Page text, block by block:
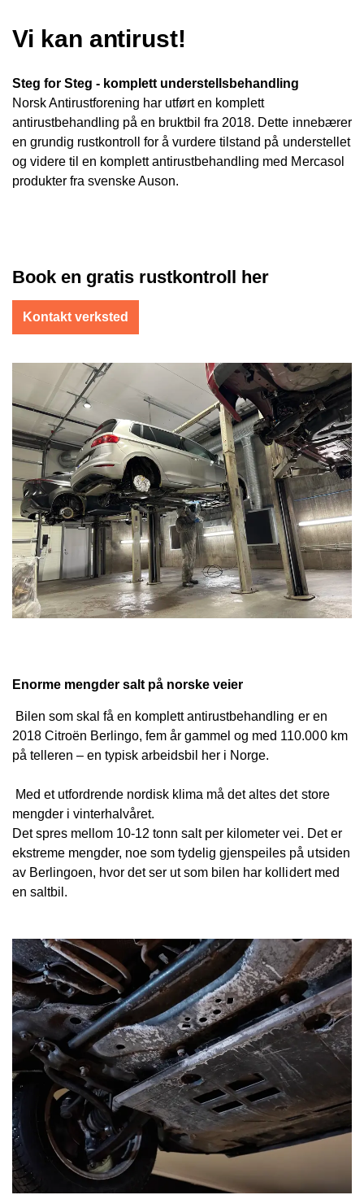
Vi kan antirust!
Steg for Steg - komplett understellsbehandling
Norsk Antirustforening har utført en komplett
antirustbehandling på en bruktbil fra 2018. Dette innebærer
en grundig rustkontroll for å vurdere tilstand på understellet
og videre til en komplett antirustbehandling med Mercasol
produkter fra svenske Auson.
Book en gratis rustkontroll her
Kontakt verksted
Enorme mengder salt på norske veier
Bilen som skal få en komplett antirustbehandling er en
2018 Citroën Berlingo, fem år gammel og med 110.000 km
på telleren – en typisk arbeidsbil her i Norge.
Med et utfordrende nordisk klima må det altes det store
mengder i vinterhalvåret.
Det spres mellom 10-12 tonn salt per kilometer vei. Det er
ekstreme mengder, noe som tydelig gjenspeiles på utsiden
av Berlingoen, hvor det ser ut som bilen har kollidert med
en saltbil.